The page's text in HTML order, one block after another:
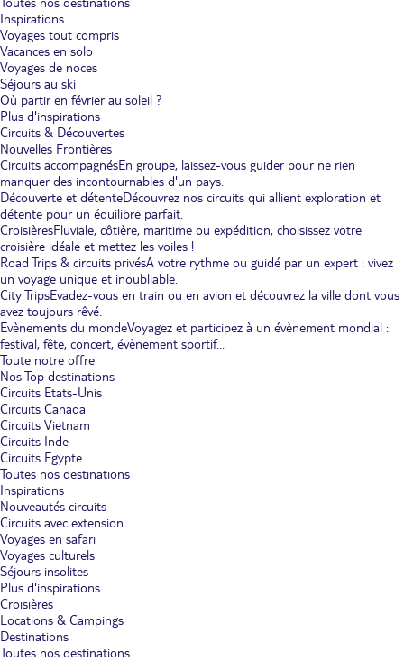
Inspirations
Voyages tout compris
Vacances en solo
Voyages de noces
Séjours au ski
Où partir en février au soleil ?
Plus d'inspirations
Circuits & Découvertes
Nouvelles Frontières
Circuits accompagnésEn groupe, laissez-vous guider pour ne rien
manquer des incontournables d'un pays.
Découverte et détenteDécouvrez nos circuits qui allient exploration et
détente pour un équilibre parfait.
CroisièresFluviale, côtière, maritime ou expédition, choisissez votre
croisière idéale et mettez les voiles !
Road Trips & circuits privésA votre rythme ou guidé par un expert : vivez
un voyage unique et inoubliable.
City TripsEvadez-vous en train ou en avion et découvrez la ville dont vous
avez toujours rêvé.
Evènements du mondeVoyagez et participez à un évènement mondial :
festival, fête, concert, évènement sportif...
Toute notre offre
Nos Top destinations
Circuits Etats-Unis
Circuits Canada
Circuits Vietnam
Circuits Inde
Circuits Egypte
Toutes nos destinations
Inspirations
Nouveautés circuits
Circuits avec extension
Voyages en safari
Voyages culturels
Séjours insolites
Plus d'inspirations
Croisières
Locations & Campings
Destinations
Toutes nos destinations